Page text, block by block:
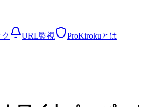
URL監視 ProKirokuとは